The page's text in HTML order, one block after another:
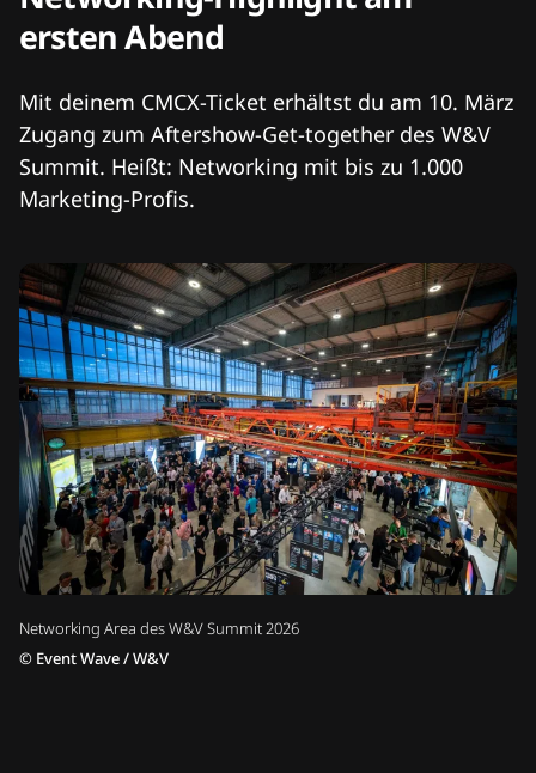
Networking Area des W&V Summit 2026
© Event Wave / W&V
ersten Abend
Mit deinem CMCX-Ticket erhältst du am 10. März
Zugang zum Aftershow-Get-together des W&V
Summit. Heißt: Networking mit bis zu 1.000
Marketing-Profis.